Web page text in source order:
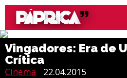
Vingadores: Era
Crítica
Cinema 22.04.2015